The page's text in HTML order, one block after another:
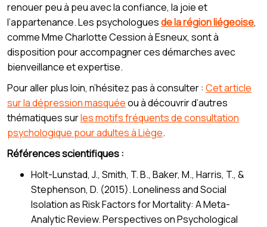
renouer peu à peu avec la confiance, la joie et
l’appartenance. Les psychologuesde la région liégeoise,
comme Mme Charlotte Cession à Esneux, sont à
disposition pour accompagner ces démarches avec
bienveillance et expertise.
Pour aller plus loin, n’hésitez pas à consulter : Cet article
sur la dépression masquéeou à découvrir d’autres
thématiques surles motifs fréquents de consultation
psychologique pour adultes à Liège.
Références scientifiques :
Holt-Lunstad, J., Smith, T. B., Baker, M., Harris, T., &
Stephenson, D. (2015). Loneliness and Social
Isolation as Risk Factors for Mortality: A Meta-
Analytic Review. Perspectives on Psychological